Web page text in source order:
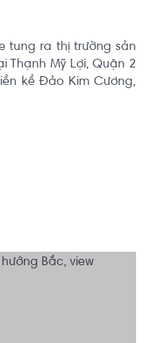
tung ra thị trường sản
Mỹ Lợi, Quận 2
kề Đảo Kim Cương,